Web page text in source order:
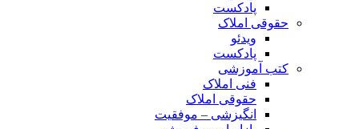
پادکست
حقوقی املاک
ویدئو
پادکست
کتب آموزشی
فنی املاک
حقوقی املاک
انگیزشی – موفقیت